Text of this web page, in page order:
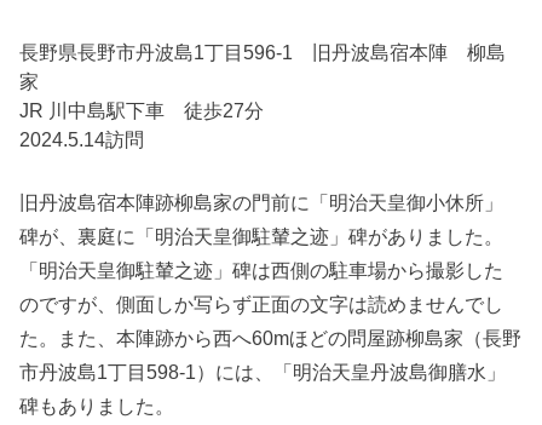
長野県長野市丹波島1丁目596-1 旧丹波島宿本陣 柳島
家
JR 川中島駅下車 徒歩27分
2024.5.14訪問
旧丹波島宿本陣跡柳島家の門前に「明治天皇御小休所」
碑が、裏庭に「明治天皇御駐輦之迹」碑がありました。
「明治天皇御駐輦之迹」碑は西側の駐車場から撮影した
のですが、側面しか写らず正面の文字は読めませんでし
た。また、本陣跡から西へ60mほどの問屋跡柳島家（長野
市丹波島1丁目598-1）には、「明治天皇丹波島御膳水」
碑もありました。